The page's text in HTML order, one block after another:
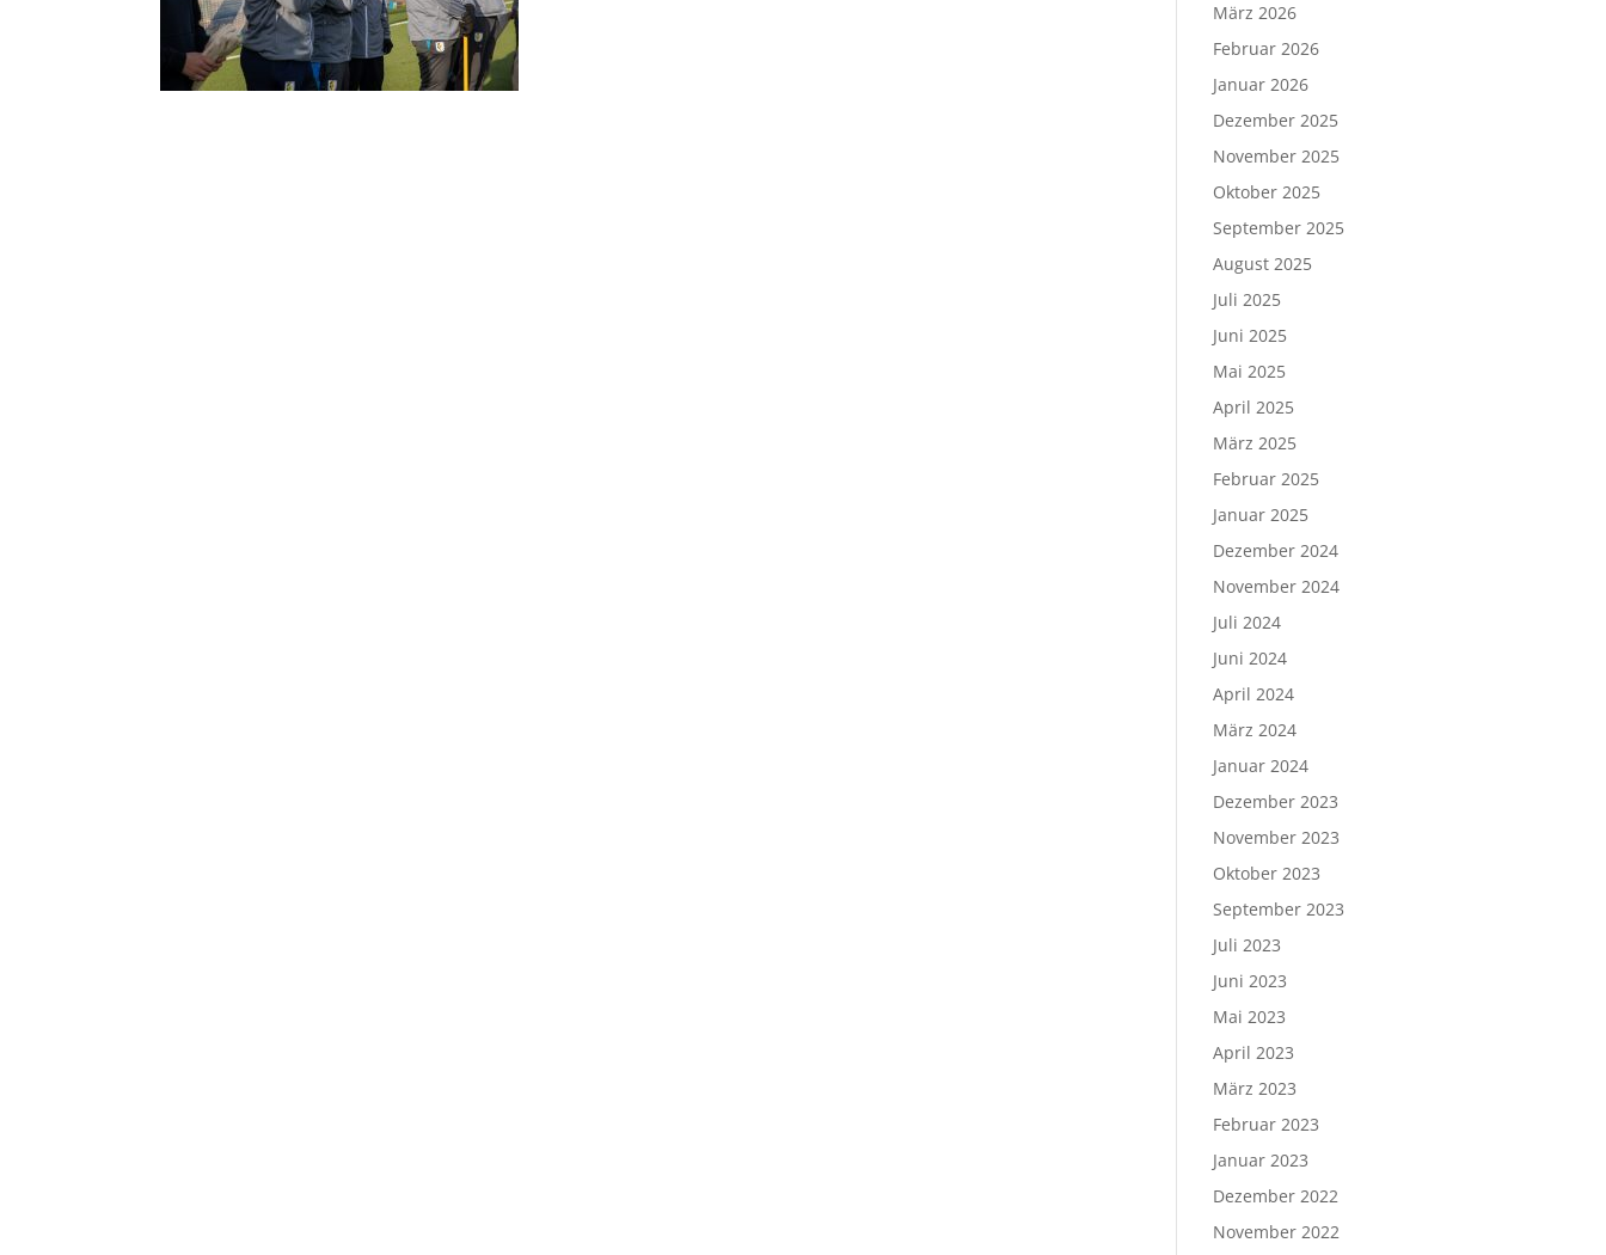
März 2026
Februar 2026
Januar 2026
Dezember 2025
November 2025
Oktober 2025
September 2025
August 2025
Juli 2025
Juni 2025
Mai 2025
April 2025
März 2025
Februar 2025
Januar 2025
Dezember 2024
November 2024
Juli 2024
Juni 2024
April 2024
März 2024
Januar 2024
Dezember 2023
November 2023
Oktober 2023
September 2023
Juli 2023
Juni 2023
Mai 2023
April 2023
März 2023
Februar 2023
Januar 2023
Dezember 2022
November 2022